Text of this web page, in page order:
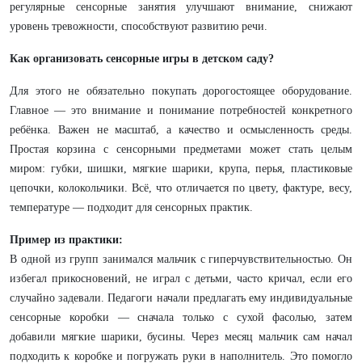
регулярные сенсорные занятия улучшают внимание, снижают
уровень тревожности, способствуют развитию речи.
Как организовать сенсорные игры в детском саду?
Для этого не обязательно покупать дорогостоящее оборудование.
Главное — это внимание и понимание потребностей конкретного
ребёнка. Важен не масштаб, а качество и осмысленность среды.
Простая корзина с сенсорными предметами может стать целым
миром: губки, шишки, мягкие шарики, крупа, перья, пластиковые
цепочки, колокольчики. Всё, что отличается по цвету, фактуре, весу,
температуре — подходит для сенсорных практик.
Пример из практики:
В одной из групп занимался мальчик с гиперчувствительностью. Он
избегал прикосновений, не играл с детьми, часто кричал, если его
случайно задевали. Педагоги начали предлагать ему индивидуальные
сенсорные коробки — сначала только с сухой фасолью, затем
добавили мягкие шарики, бусины. Через месяц мальчик сам начал
подходить к коробке и погружать руки в наполнитель. Это помогло